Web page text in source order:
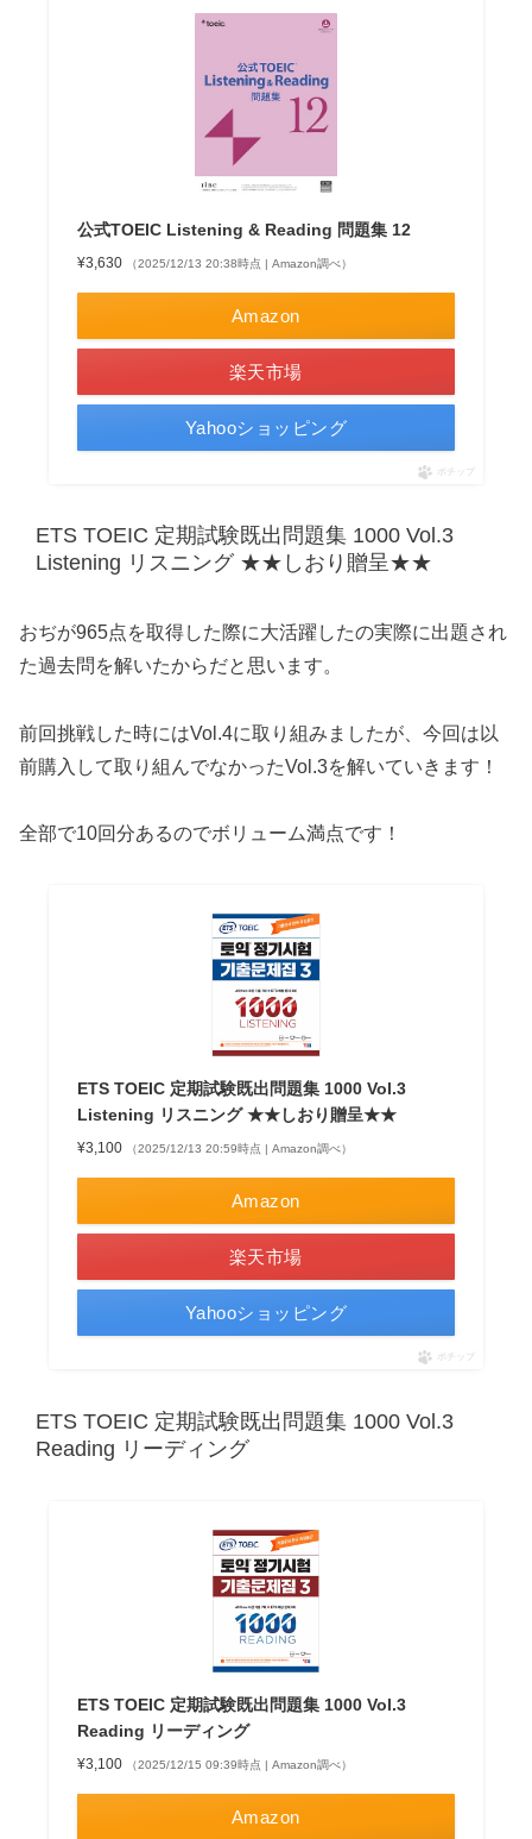
公式TOEIC Listening & Reading 問題集 12
¥3,630 （2025/12/13 20:38時点 | Amazon調べ）
Amazon
楽天市場
Yahooショッピング
ポチップ
ETS TOEIC 定期試験既出問題集 1000 Vol.3
Listening リスニング ★★しおり贈呈★★
おぢが965点を取得した際に大活躍したの実際に出題され
た過去問を解いたからだと思います。
前回挑戦した時にはVol.4に取り組みましたが、今回は以
前購入して取り組んでなかったVol.3を解いていきます！
全部で10回分あるのでボリューム満点です！
ETS TOEIC 定期試験既出問題集 1000 Vol.3
Listening リスニング ★★しおり贈呈★★
¥3,100 （2025/12/13 20:59時点 | Amazon調べ）
Amazon
楽天市場
Yahooショッピング
ポチップ
ETS TOEIC 定期試験既出問題集 1000 Vol.3
Reading リーディング
ETS TOEIC 定期試験既出問題集 1000 Vol.3
Reading リーディング
¥3,100 （2025/12/15 09:39時点 | Amazon調べ）
Amazon